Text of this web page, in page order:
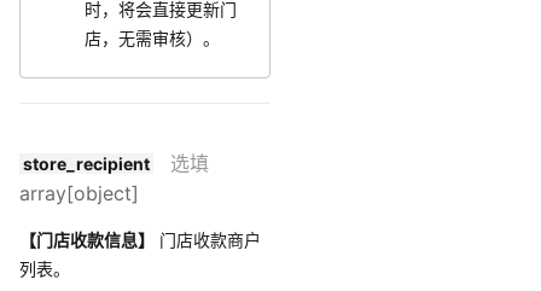
时，将会直接更新门
店，无需审核）。
store_recipient
选填
array[object]
【门店收款信息】
门店收款商户
列表。